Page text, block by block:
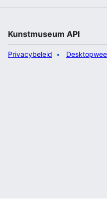
Kunstmuseum API
Privacybeleid